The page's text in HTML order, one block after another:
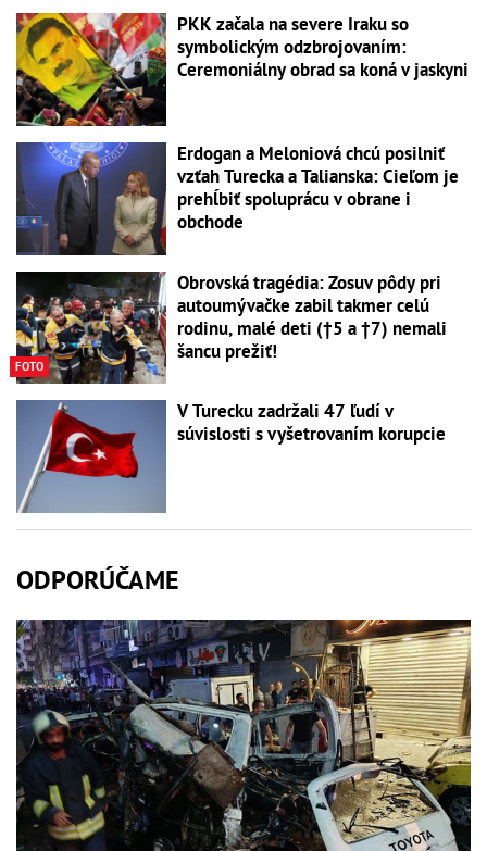
PKK začala na severe Iraku so
symbolickým odzbrojovaním:
Ceremoniálny obrad sa koná v jaskyni
Erdogan a Meloniová chcú posilniť
vzťah Turecka a Talianska: Cieľom je
prehĺbiť spoluprácu v obrane i
obchode
FOTO
Obrovská tragédia: Zosuv pôdy pri
autoumývačke zabil takmer celú
rodinu, malé deti (†5 a †7) nemali
šancu prežiť!
V Turecku zadržali 47 ľudí v
súvislosti s vyšetrovaním korupcie
ODPORÚČAME